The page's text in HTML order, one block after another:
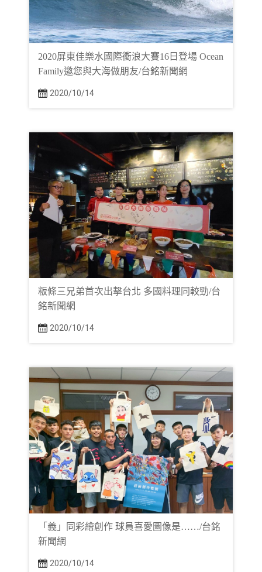
2020屏東佳樂水國際衝浪大賽16日登場 Ocean
Family邀您與大海做朋友/台銘新聞網
2020/10/14
粄條三兄弟首次出擊台北 多國料理同較勁/台
銘新聞網
2020/10/14
「義」同彩繪創作 球員喜愛圖像是……/台銘
新聞網
2020/10/14